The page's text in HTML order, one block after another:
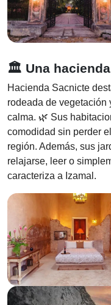
🏛️ Una
Hacienda Sacnicte
rodeada de vegetación
calma. 🌿 Sus
comodidad sin perder
región. Además, sus
relajarse, leer o
caracteriza a Izamal.